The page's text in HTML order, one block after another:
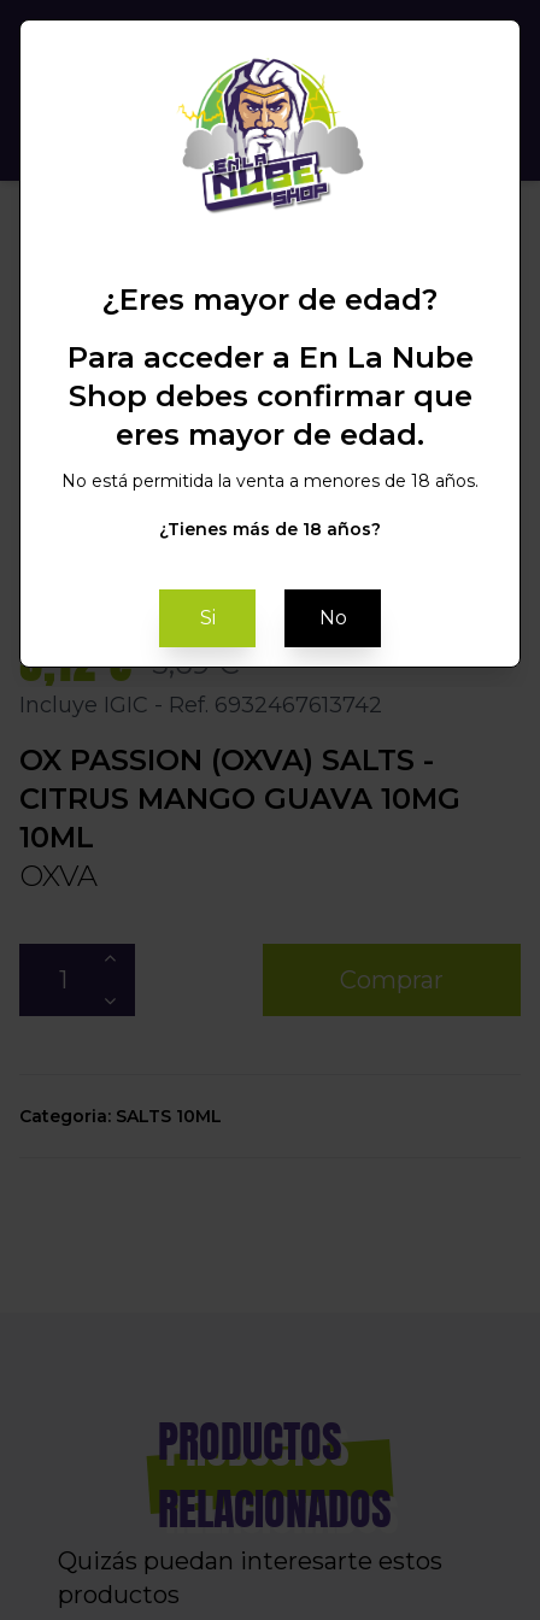
5,12 € 5,69 €
Incluye IGIC - Ref. 6932467613742
OX PASSION (OXVA) SALTS -
CITRUS MANGO GUAVA 10MG
10ML
OXVA
Comprar
Categoria: SALTS 10ML
PRODUCTOS
RELACIONADOS
Quizás puedan interesarte estos
productos
¿Eres mayor de edad?
Para acceder a En La Nube
Shop debes confirmar que
eres mayor de edad.
No está permitida la venta a menores de 18 años.
¿Tienes más de 18 años?
Si No